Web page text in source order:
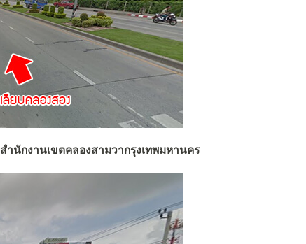
สำนักงานเขตคลองสามวากรุงเทพมหานคร